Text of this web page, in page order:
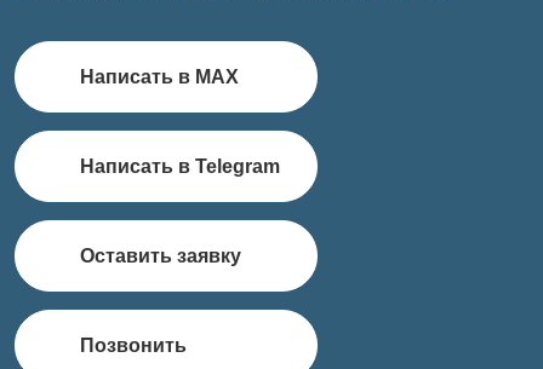
Написать в MAX
Написать в Telegram
Оставить заявку
Позвонить